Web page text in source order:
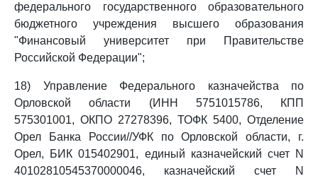
федерального государственного образовательного
бюджетного учреждения высшего образования
"Финансовый университет при Правительстве
Российской Федерации";
18) Управление Федерального казначейства по
Орловской области (ИНН 5751015786, КПП
575301001, ОКПО 27278396, ТОФК 5400, Отделение
Орел Банка России//УФК по Орловской области, г.
Орел, БИК 015402901, единый казначейский счет N
40102810545370000046, казначейский счет N